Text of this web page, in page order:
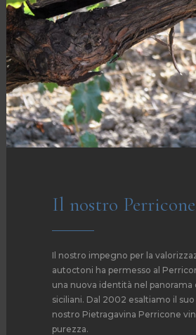
Il nostro Perricone
Il nostro impegno per la
autoctoni ha permesso al
una nuova identità nel panorama
siciliani. Dal 2002 esaltiamo il
nostro Pietragavina Perricone
purezza.